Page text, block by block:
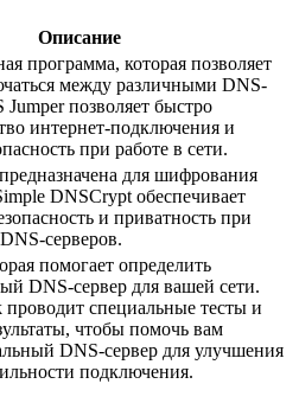
Описание
программа, которая позволяет
между различными DNS-
позволяет быстро
интернет-подключения и
при работе в сети.
для шифрования
DNSCrypt обеспечивает
и приватность при
серверов.
помогает определить
DNS-сервер для вашей сети.
специальные тесты и
чтобы помочь вам
DNS-сервер для улучшения
подключения.